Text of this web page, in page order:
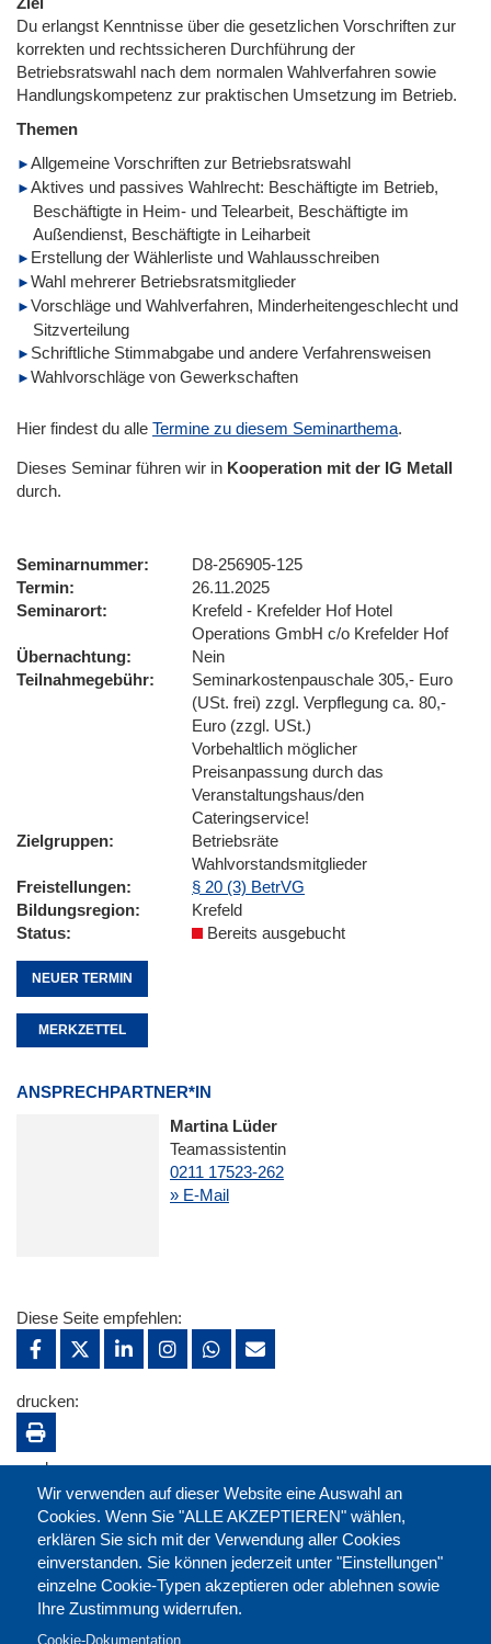
Du erlangst Kenntnisse über die gesetzlichen Vorschriften zur
korrekten und rechtssicheren Durchführung der
Betriebsratswahl nach dem normalen Wahlverfahren sowie
Handlungskompetenz zur praktischen Umsetzung im Betrieb.
Themen
Allgemeine Vorschriften zur Betriebsratswahl
Aktives und passives Wahlrecht: Beschäftigte im Betrieb,
Beschäftigte in Heim- und Telearbeit, Beschäftigte im
Außendienst, Beschäftigte in Leiharbeit
Erstellung der Wählerliste und Wahlausschreiben
Wahl mehrerer Betriebsratsmitglieder
Vorschläge und Wahlverfahren, Minderheitengeschlecht und
Sitzverteilung
Schriftliche Stimmabgabe und andere Verfahrensweisen
Wahlvorschläge von Gewerkschaften
Hier findest du alle Termine zu diesem Seminarthema.
Dieses Seminar führen wir in Kooperation mit der IG Metall
durch.
Seminarnummer
D8-256905-125
Termin
26.11.2025
Seminarort
Krefeld - Krefelder Hof Hotel
Operations GmbH c/o Krefelder Hof
Übernachtung
Nein
Teilnahmegebühr
Seminarkostenpauschale 305,- Euro
(USt. frei) zzgl. Verpflegung ca. 80,-
Euro (zzgl. USt.)
Vorbehaltlich möglicher
Preisanpassung durch das
Veranstaltungshaus/den
Cateringservice!
Zielgruppen
Betriebsräte
Wahlvorstandsmitglieder
Freistellungen
§ 20 (3) BetrVG
Bildungsregion
Krefeld
Status
Bereits ausgebucht
NEUER TERMIN
MERKZETTEL
ANSPRECHPARTNER*IN
Martina Lüder
Teamassistentin
0211 17523-262
» E-Mail
Wir verwenden auf dieser Website eine Auswahl an
Cookies. Wenn Sie "ALLE AKZEPTIEREN" wählen,
erklären Sie sich mit der Verwendung aller Cookies
einverstanden. Sie können jederzeit unter "Einstellungen"
einzelne Cookie-Typen akzeptieren oder ablehnen sowie
Ihre Zustimmung widerrufen.
Cookie-Dokumentation
Diese Seite empfehlen:
drucken:
merken: